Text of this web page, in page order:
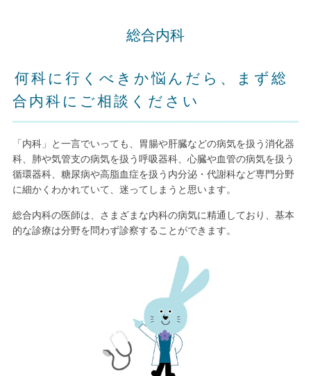
総合内科
何科に行くべきか悩んだら、まず総
合内科にご相談ください
「内科」と一言でいっても、胃腸や肝臓などの病気を扱う消化器
科、肺や気管支の病気を扱う呼吸器科、心臓や血管の病気を扱う
循環器科、糖尿病や高脂血症を扱う内分泌・代謝科など専門分野
に細かくわかれていて、迷ってしまうと思います。
総合内科の医師は、さまざまな内科の病気に精通しており、基本
的な診療は分野を問わず診察することができます。